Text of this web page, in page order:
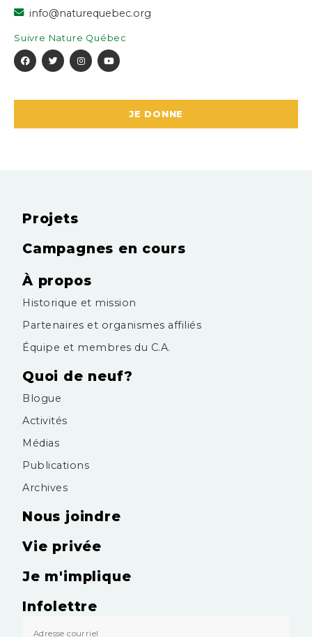
info@naturequebec.org
Suivre Nature Québec
JE DONNE
Projets
Campagnes en cours
À propos
Historique et mission
Partenaires et organismes affiliés
Équipe et membres du C.A.
Quoi de neuf?
Blogue
Activités
Médias
Publications
Archives
Nous joindre
Vie privée
Je m'implique
Infolettre